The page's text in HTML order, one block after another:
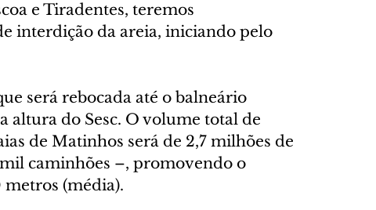
e Tiradentes, teremos
interdição da areia, iniciando pelo
será rebocada até o balneário
altura do Sesc. O volume total de
de Matinhos será de 2,7 milhões de
caminhões –, promovendo o
(média).